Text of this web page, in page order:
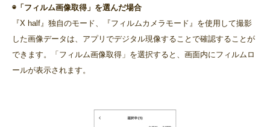
◉「フィルム画像取得」を選んだ場合
『X half』独自のモード、『フィルムカメラモード』を使用して撮影
した画像データは、アプリでデジタル現像することで確認することが
できます。「フィルム画像取得」を選択すると、画面内にフィルムロ
ールが表示されます。